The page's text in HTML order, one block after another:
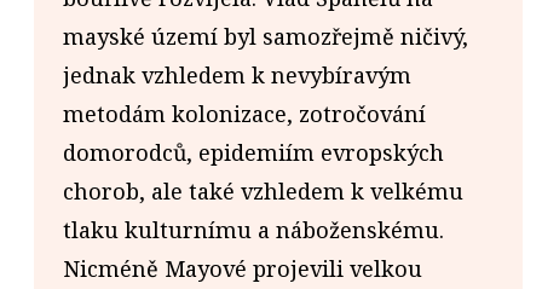
mayské území byl samozřejmě ničivý,
jednak vzhledem k nevybíravým
metodám kolonizace, zotročování
domorodců, epidemiím evropských
chorob, ale také vzhledem k velkému
tlaku kulturnímu a náboženskému.
Nicméně Mayové projevili velkou